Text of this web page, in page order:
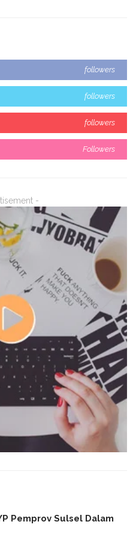
followers
followers
followers
Followers
-
Pemprov Sulsel Dalam